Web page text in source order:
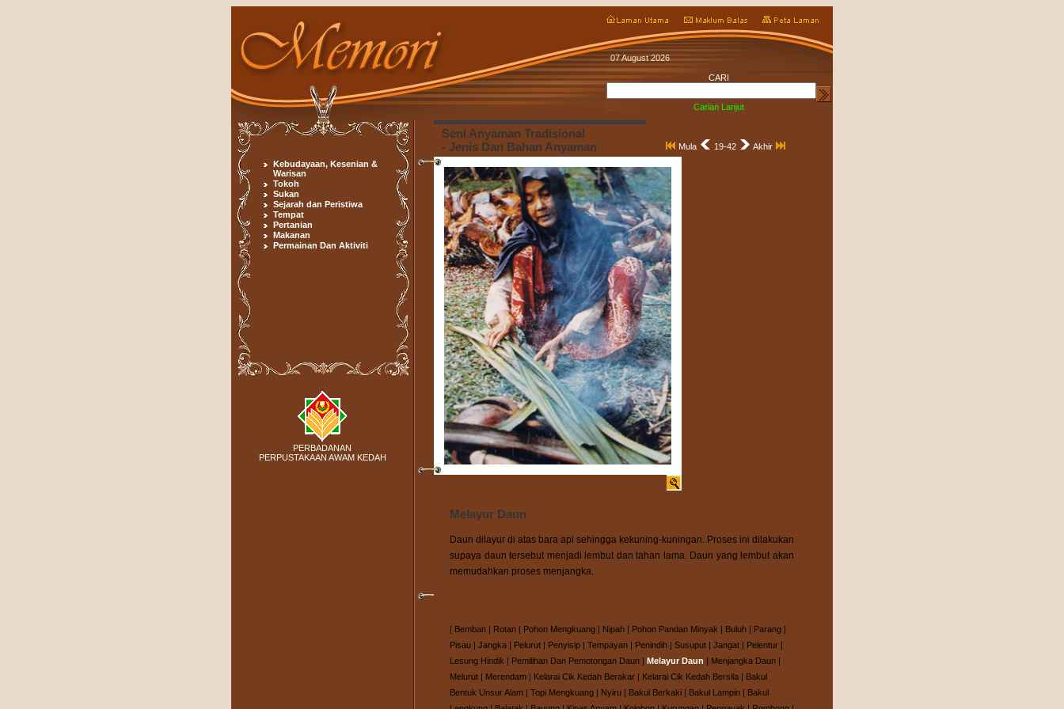
CARI
Carian Lanjut
Kebudayaan, Kesenian &
Warisan
Tokoh
Sukan
Sejarah dan Peristiwa
Tempat
Pertanian
Makanan
Permainan Dan Aktiviti
PERBADANAN
PERPUSTAKAAN AWAM KEDAH
Seni Anyaman Tradisional
- Jenis Dan Bahan Anyaman
Mula 19-42 Akhir
Melayur Daun
Daun dilayur di atas bara api sehingga kekuning-kuningan. Proses ini dilakukan
supaya daun tersebut menjadi lembut dan tahan lama. Daun yang lembut akan
memudahkan proses menjangka.
| Bemban | Rotan | Pohon Mengkuang | Nipah | Pohon Pandan Minyak | Buluh | Parang |
Pisau | Jangka | Pelurut | Penyisip | Tempayan | Penindih | Susuput | Jangat | Pelentur |
Lesung Hindik | Pemilihan Dan Pemotongan Daun | Melayur Daun | Menjangka Daun |
Melurut | Merendam | Kelarai Cik Kedah Berakar | Kelarai Cik Kedah Bersila | Bakul
Bentuk Unsur Alam | Topi Mengkuang | Nyiru | Bakul Berkaki | Bakul Lampin | Bakul
07 August 2026